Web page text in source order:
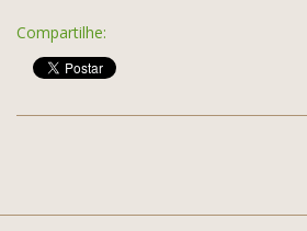
Compartilhe: